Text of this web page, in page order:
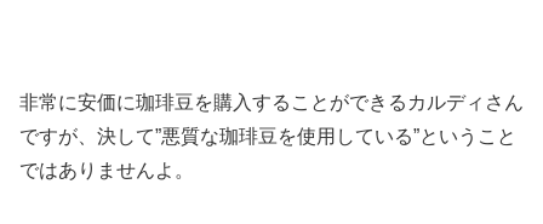
非常に安価に珈琲豆を購入することができるカルディさん
ですが、決して”悪質な珈琲豆を使用している”ということ
ではありませんよ。